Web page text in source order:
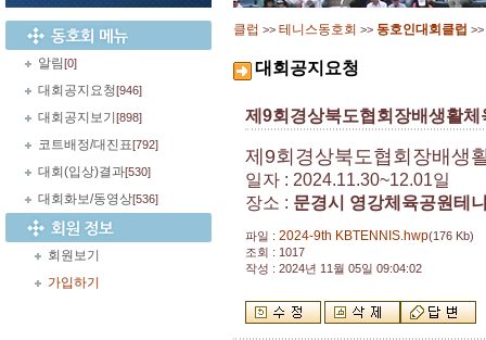
알림[0]
대회공지요청[946]
대회공지보기 [898]
코트배정/대진표[792]
대회(입상)결과[530]
대회화보/동영상[536]
회원보기
가입하기
클럽 >> 테니스동호회 >> 동호인대회클럽 >>
대회공지요청
제9회경상북도협회장배생활
제9회경상북도협회장배생
일자 : 2024.11.30~12.01일
장소 : 문경시 영강체육공원테
파일 : 2024-9th KBTENNIS.hwp(176 Kb)
조회 : 1017
작성 : 2024년 11월 05일 09:04:02